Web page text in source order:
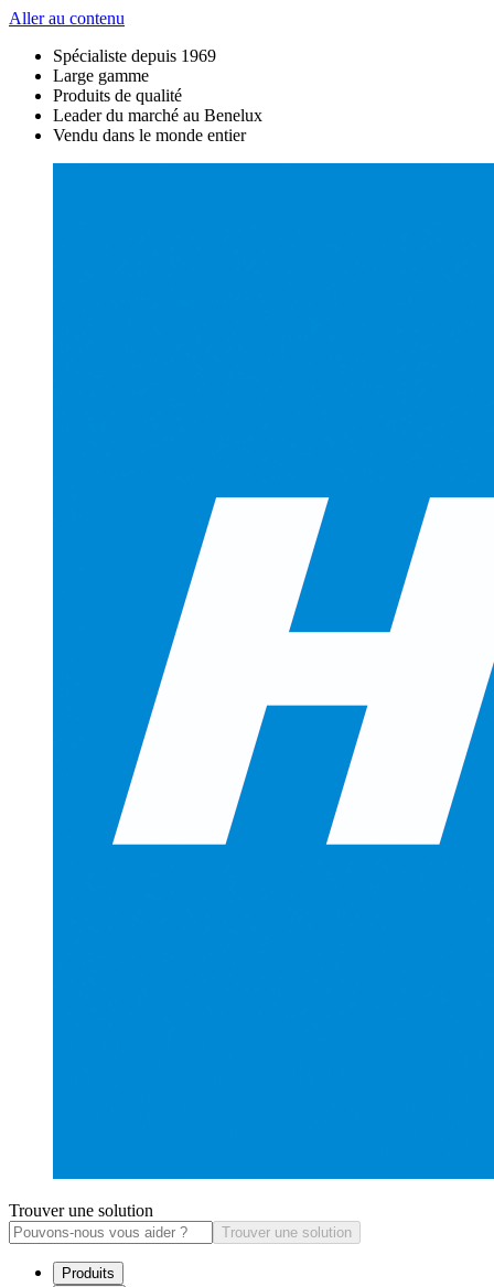
Aller au contenu
Spécialiste depuis 1969
Large gamme
Produits de qualité
Leader du marché au Benelux
Vendu dans le monde entier
Trouver une solution
Trouver une solution
Produits